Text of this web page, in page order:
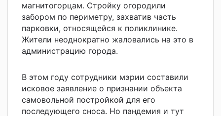
магнитогорцам. Стройку огородили
забором по периметру, захватив часть
парковки, относящейся к поликлинике.
Жители неоднократно жаловались на это в
администрацию города.
В этом году сотрудники мэрии составили
исковое заявление о признании объекта
самовольной постройкой для его
последующего сноса. Но пандемия и тут